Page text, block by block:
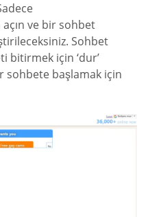
ve bir sohbet
Sohbet
bitirmek için ‘dur’
sohbete başlamak için